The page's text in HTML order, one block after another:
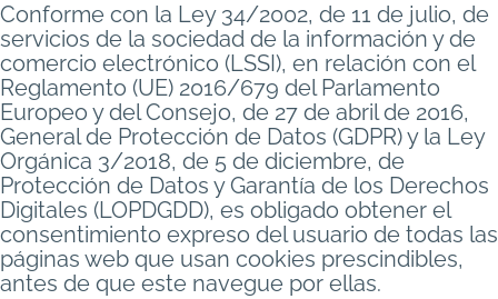
Conforme con la Ley 34/2002, de 11 de julio, de
servicios de la sociedad de la información y de
comercio electrónico (LSSI), en relación con el
Reglamento (UE) 2016/679 del Parlamento
Europeo y del Consejo, de 27 de abril de 2016,
General de Protección de Datos (GDPR) y la Ley
Orgánica 3/2018, de 5 de diciembre, de
Protección de Datos y Garantía de los Derechos
Digitales (LOPDGDD), es obligado obtener el
consentimiento expreso del usuario de todas las
páginas web que usan cookies prescindibles,
antes de que este navegue por ellas.